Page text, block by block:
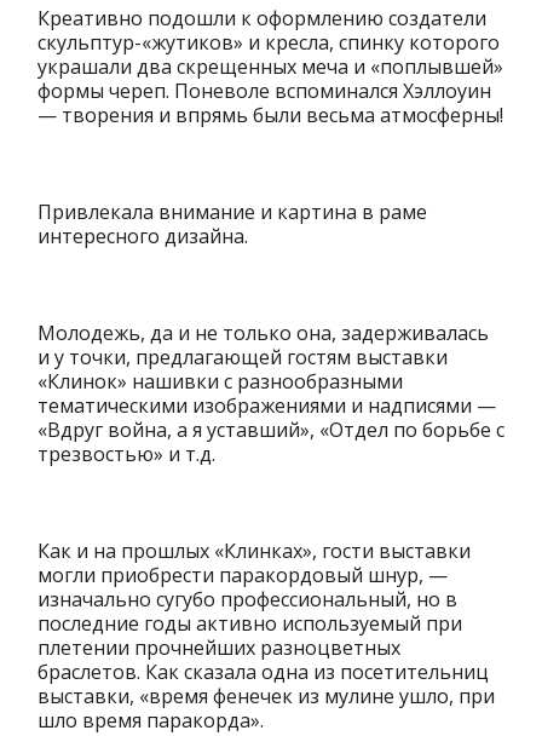
Креативно подошли к оформлению создатели
скульптур-«жутиков» и кресла, спинку которого
украшали два скрещенных меча и «поплывшей»
формы череп. Поневоле вспоминался Хэллоуин
— творения и впрямь были весьма атмосферны!
Привлекала внимание и картина в раме
интересного дизайна.
Молодежь, да и не только она, задерживалась
и у точки, предлагающей гостям выставки
«Клинок» нашивки с разнообразными
тематическими изображениями и надписями —
«Вдруг война, а я уставший», «Отдел по борьбе с
трезвостью» и т.д.
Как и на прошлых «Клинках», гости выставки
могли приобрести паракордовый шнур, —
изначально сугубо профессиональный, но в
последние годы активно используемый при
плетении прочнейших разноцветных
браслетов. Как сказала одна из посетительниц
выставки, «время фенечек из мулине ушло, при
шло время паракорда».